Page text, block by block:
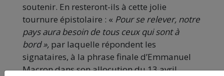
soutenir. En resteront-ils à cette jolie
tournure épistolaire : « Pour se relever, notre
pays aura besoin de tous ceux qui sont à
bord », par laquelle répondent les
signataires, à la phrase finale d’Emmanuel
Macron dans son allocution du 13 avril